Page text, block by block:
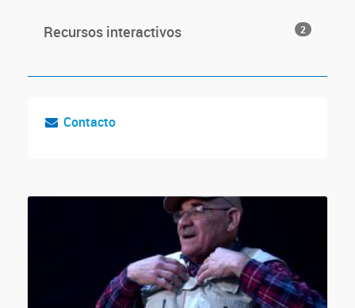
Recursos interactivos 2
Contacto